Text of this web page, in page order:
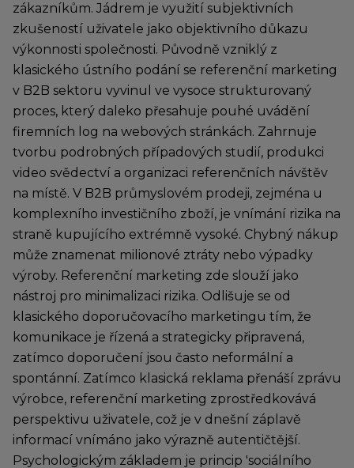
zákazníkům. Jádrem je využití subjektivních
zkušeností uživatele jako objektivního důkazu
výkonnosti společnosti. Původně vzniklý z
klasického ústního podání se referenční marketing
v B2B sektoru vyvinul ve vysoce strukturovaný
proces, který daleko přesahuje pouhé uvádění
firemních log na webových stránkách. Zahrnuje
tvorbu podrobných případových studií, produkci
video svědectví a organizaci referenčních návštěv
na místě. V B2B průmyslovém prodeji, zejména u
komplexního investičního zboží, je vnímání rizika na
straně kupujícího extrémně vysoké. Chybný nákup
může znamenat milionové ztráty nebo výpadky
výroby. Referenční marketing zde slouží jako
nástroj pro minimalizaci rizika. Odlišuje se od
klasického doporučovacího marketingu tím, že
komunikace je řízená a strategicky připravená,
zatímco doporučení jsou často neformální a
spontánní. Zatímco klasická reklama přenáší zprávu
výrobce, referenční marketing zprostředkovává
perspektivu uživatele, což je v dnešní záplavě
informací vnímáno jako výrazně autentičtější.
Psychologickým základem je princip 'sociálního